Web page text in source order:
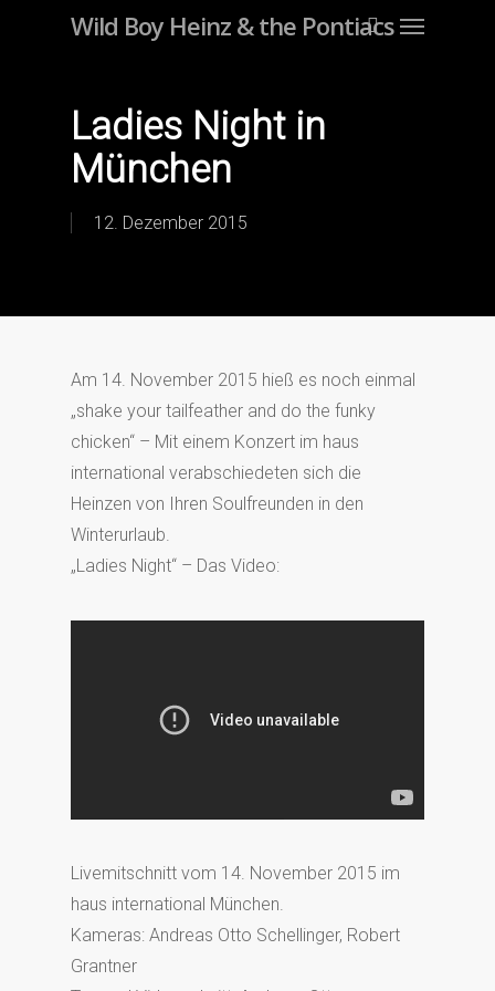
Wild Boy Heinz & the Pontiacs
Ladies Night in
München
12. Dezember 2015
Am 14. November 2015 hieß es noch einmal
„shake your tailfeather and do the funky
chicken“ – Mit einem Konzert im haus
international verabschiedeten sich die
Heinzen von Ihren Soulfreunden in den
Winterurlaub.
„Ladies Night“ – Das Video:
Livemitschnitt vom 14. November 2015 im
haus international München.
Kameras: Andreas Otto Schellinger, Robert
Grantner